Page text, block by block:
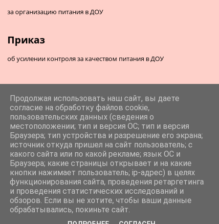
за организацию питания в ДОУ
Приказ
об усилении контроля за качеством питания в ДОУ
Продолжая использовать наш сайт, вы даете
согласие на обработку файлов cookie,
пользовательских данных (сведения о
местоположении; тип и версия ОС; тип и версия
Браузера; тип устройства и разрешение его экрана;
источник откуда пришел на сайт пользователь; с
какого сайта или по какой рекламе; язык ОС и
Браузера; какие страницы открывает и на какие
кнопки нажимает пользователь; ip-адрес) в целях
функционирования сайта, проведения ретаргетинга
и проведения статистических исследований и
обзоров. Если вы не хотите, чтобы ваши данные
обрабатывались, покиньте сайт.